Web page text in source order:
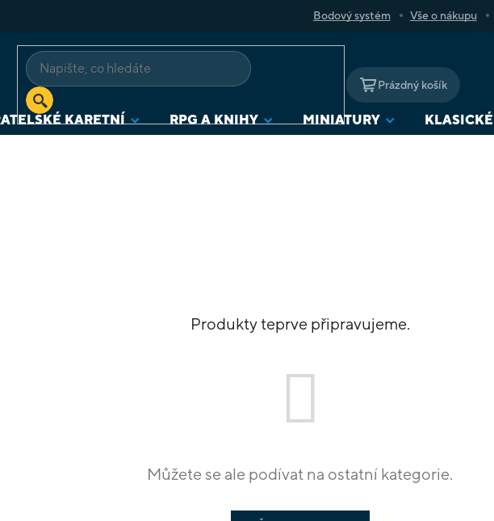
Bodový systém Vše o nákupu
NÁKUPNÍ
KOŠÍK
Prázdný košík
KARETNÍ RPG A KNIHY MINIATURY KLASICKÉ
Produkty teprve připravujeme.
Můžete se ale podívat na ostatní kategorie.